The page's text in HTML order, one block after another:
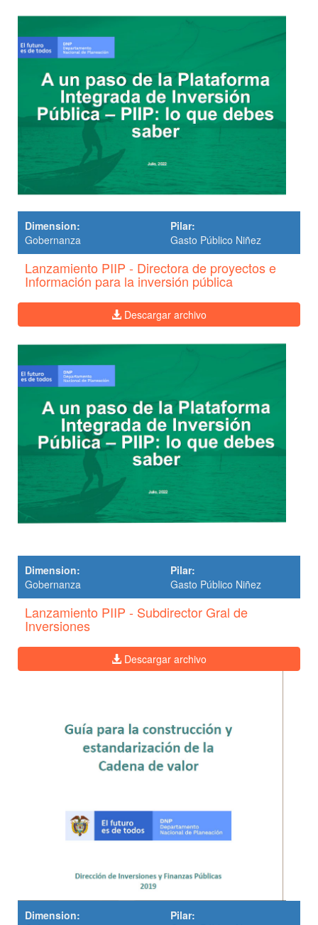
Dimension:
Gobernanza
Pilar:
Gasto Público Niñez
Lanzamiento PIIP - Directora de proyectos e
Información para la inversión pública
Descargar archivo
Dimension:
Gobernanza
Pilar:
Gasto Público Niñez
Lanzamiento PIIP - Subdirector Gral de
Inversiones
Descargar archivo
Dimension:
Pilar: